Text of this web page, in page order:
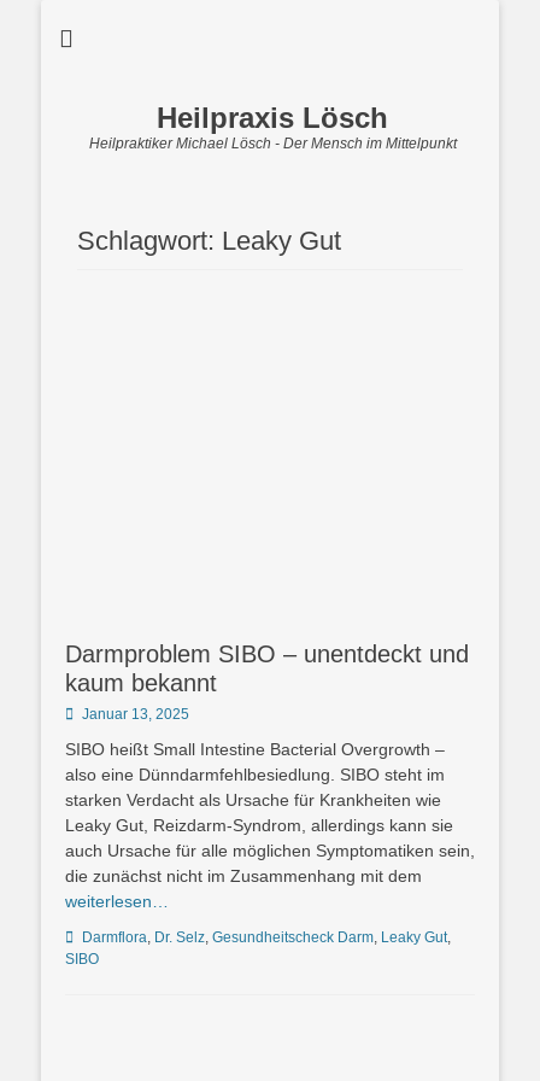
Heilpraxis Lösch
Heilpraktiker Michael Lösch - Der Mensch im Mittelpunkt
Schlagwort: Leaky Gut
Darmproblem SIBO – unentdeckt und
kaum bekannt
Posted
Januar 13, 2025
SIBO heißt Small Intestine Bacterial Overgrowth –
also eine Dünndarmfehlbesiedlung. SIBO steht im
starken Verdacht als Ursache für Krankheiten wie
Leaky Gut, Reizdarm-Syndrom, allerdings kann sie
auch Ursache für alle möglichen Symptomatiken sein,
die zunächst nicht im Zusammenhang mit dem
weiterlesen…
Schlagworte
Darmflora, Dr. Selz, Gesundheitscheck Darm, Leaky Gut,
SIBO